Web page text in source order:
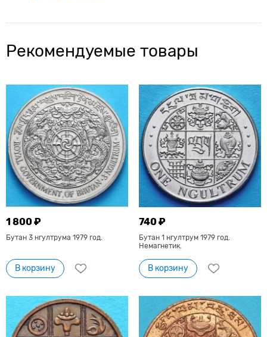
Рекомендуемые товары
1 800 ₽
Бутан 3 нгултрума 1979 год.
В корзину
740 ₽
Бутан 1 нгултрум 1979 год.
Немагнетик.
В корзину